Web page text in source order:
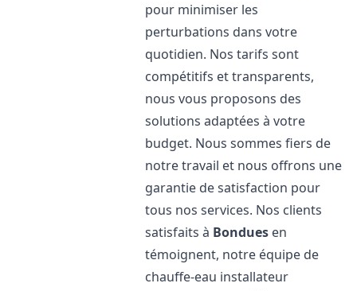
pour minimiser les
perturbations dans votre
quotidien. Nos tarifs sont
compétitifs et transparents,
nous vous proposons des
solutions adaptées à votre
budget. Nous sommes fiers de
notre travail et nous offrons une
garantie de satisfaction pour
tous nos services. Nos clients
satisfaits à Bondues en
témoignent, notre équipe de
chauffe-eau installateur